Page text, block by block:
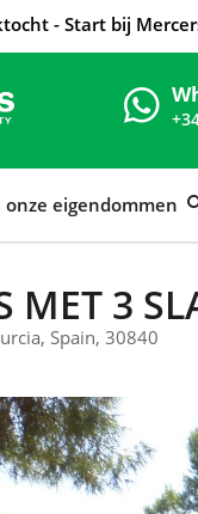
- Start bij
onze eigendommen
MET 3
Spain, 30840